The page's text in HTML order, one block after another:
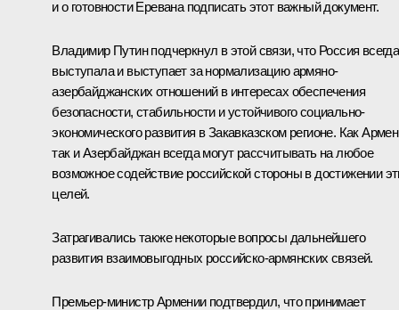
и о готовности Еревана подписать этот важный документ.
Владимир Путин подчеркнул в этой связи, что Россия всегда
выступала и выступает за нормализацию армяно-
азербайджанских отношений в интересах обеспечения
безопасности, стабильности и устойчивого социально-
экономического развития в Закавказском регионе. Как
так и Азербайджан всегда могут рассчитывать на любое
возможное содействие российской стороны в достижении
целей.
Затрагивались также некоторые вопросы дальнейшего
развития взаимовыгодных российско-армянских связей.
Премьер-министр Армении подтвердил, что принимает